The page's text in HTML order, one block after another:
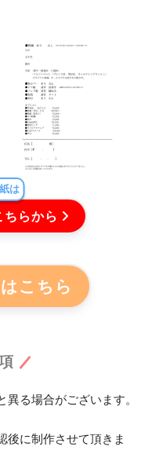
らから
は
こちら
異る場合がございます。
後に制作させて頂きま